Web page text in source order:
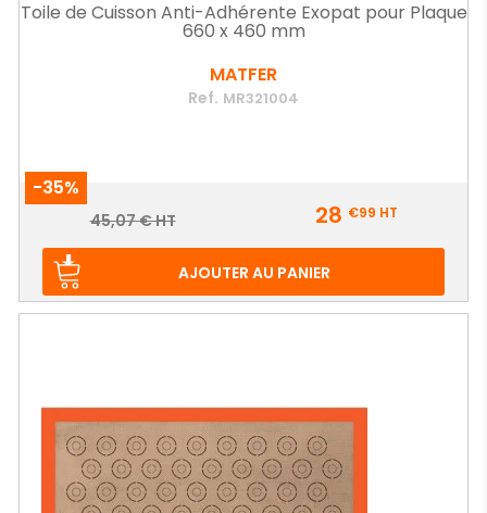
Toile de Cuisson Anti-Adhérente Exopat pour Plaque
660 x 460 mm
MATFER
Ref. MR321004
-35%
Prix
Prix
45,07 € HT 28 €99 HT
AJOUTER AU PANIER